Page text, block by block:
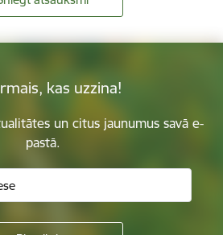
kas uzzina!
un citus jaunumus savā e-
pastā.